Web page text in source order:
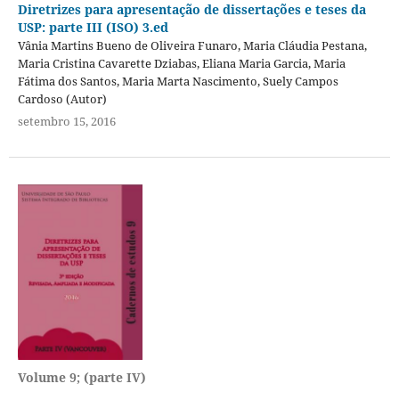
Diretrizes para apresentação de dissertações e teses da
USP: parte III (ISO) 3.ed
Vânia Martins Bueno de Oliveira Funaro, Maria Cláudia Pestana,
Maria Cristina Cavarette Dziabas, Eliana Maria Garcia, Maria
Fátima dos Santos, Maria Marta Nascimento, Suely Campos
Cardoso (Autor)
setembro 15, 2016
Volume 9; (parte IV)